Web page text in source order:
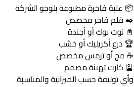
📦 علبة فاخرة مطبوعة بلوجو الشركة
✒️ قلم فاخر مخصص
📓 نوت بوك أو أجندة
🏆 درع أكريليك أو خشب
☕ مج أو ترمس مخصص
🎴 كارت تهنئة مصمم
وأي توليفة حسب الميزانية والمناسبة